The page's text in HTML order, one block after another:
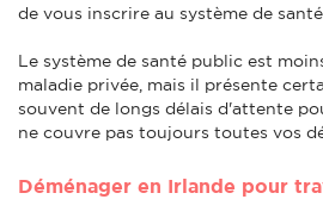
de vous inscrire au système de
Le système de santé public est
maladie privée, mais il présente
souvent de longs délais d'attente
ne couvre pas toujours toutes vos
Déménager en Irlande pour